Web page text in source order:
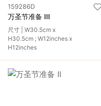
159286D
万圣节准备 III
尺寸 | W30.5cm x
H30.5cm ; W12inches x
H12inches